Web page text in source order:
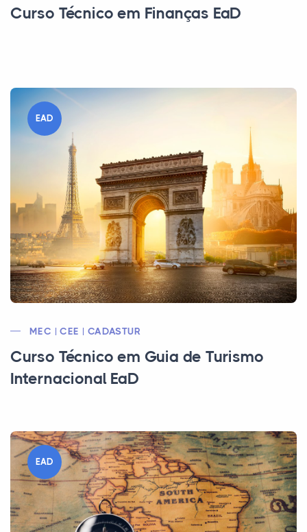
Curso Técnico em Finanças EaD
EAD
MEC | CEE | CADASTUR
Curso Técnico em Guia de Turismo
Internacional EaD
EAD